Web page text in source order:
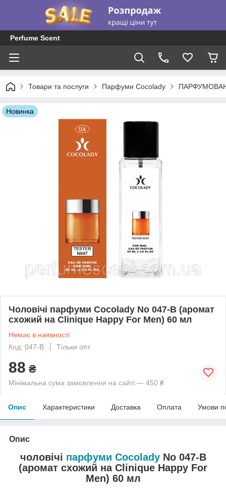
Perfume Scent
Товари та послуги Парфуми Cocolady
Новинка
Чоловічі парфуми Cocolady No 047-В (аромат
схожий на Clinique Happy For Men) 60 мл
Немає в наявності
Код: 047-В
Тільки опт
88 ₴
Мінімальна сума замовлення на сайті — 450 ₴
Опис Характеристики Доставка Оплата Умови
Опис
чоловічі парфуми CocoladyNo 047-В
(аромат схожий на Clinique Happy For
Men) 60 мл